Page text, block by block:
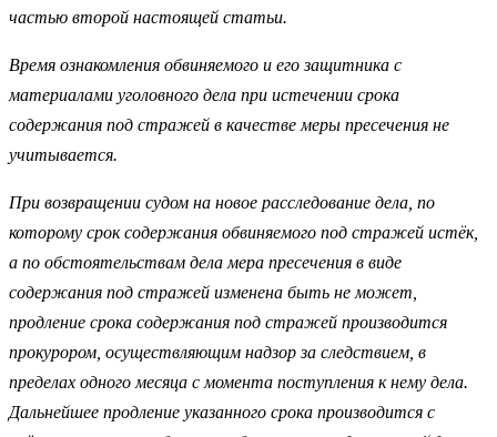
частью второй настоящей статьи.
Время ознакомления обвиняемого и его защитника с
материалами уголовного дела при истечении срока
содержания под стражей в качестве меры пресечения не
учитывается.
При возвращении судом на новое расследование дела, по
которому срок содержания обвиняемого под стражей истёк,
а по обстоятельствам дела мера пресечения в виде
содержания под стражей изменена быть не может,
продление срока содержания под стражей производится
прокурором, осуществляющим надзор за следствием, в
пределах одного месяца с момента поступления к нему дела.
Дальнейшее продление указанного срока производится с